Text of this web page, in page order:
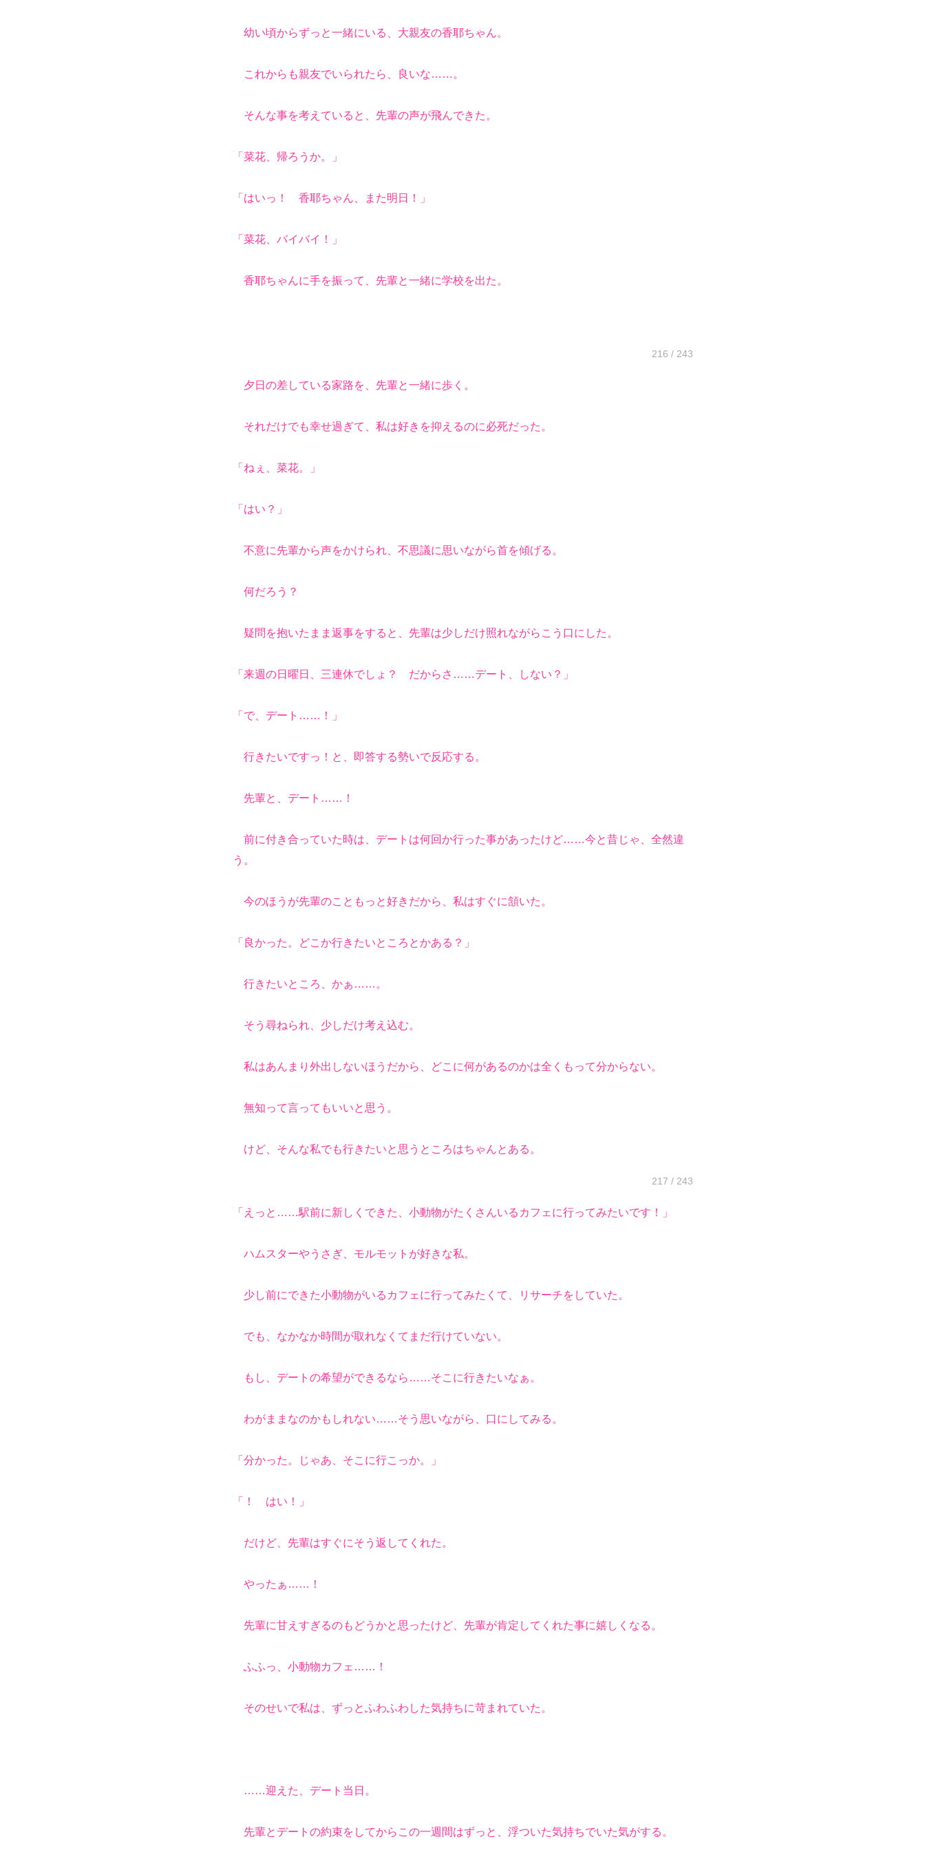
幼い頃からずっと一緒にいる、大親友の香耶ちゃん。
これからも親友でいられたら、良いな……。
そんな事を考えていると、先輩の声が飛んできた。
「菜花、帰ろうか。」
「はいっ！ 香耶ちゃん、また明日！」
香耶ちゃんに手を振って、先輩と一緒に学校を出た。
夕日の差している家路を、先輩と一緒に歩く。
それだけでも幸せ過ぎて、私は好きを抑えるのに必死だった。
「ねぇ、菜花。」
「はい？」
不意に先輩から声をかけられ、不思議に思いながら首を傾げる。
何だろう？
疑問を抱いたまま返事をすると、先輩は少しだけ照れながらこう口にした。
「来週の日曜日、三連休でしょ？ だからさ……デート、しない？」
行きたいですっ！と、即答する勢いで反応する。
前に付き合っていた時は、デートは何回か行った事があったけど……今と昔じゃ、全然違
う。
今のほうが先輩のこともっと好きだから、私はすぐに頷いた。
「良かった。どこか行きたいところとかある？」
行きたいところ、かぁ……。
そう尋ねられ、少しだけ考え込む。
私はあんまり外出しないほうだから、どこに何があるのかは全くもって分からない。
無知って言ってもいいと思う。
けど、そんな私でも行きたいと思うところはちゃんとある。
「えっと……駅前に新しくできた、小動物がたくさんいるカフェに行ってみたいです！」
ハムスターやうさぎ、モルモットが好きな私。
少し前にできた小動物がいるカフェに行ってみたくて、リサーチをしていた。
でも、なかなか時間が取れなくてまだ行けていない。
もし、デートの希望ができるなら……そこに行きたいなぁ。
わがままなのかもしれない……そう思いながら、口にしてみる。
「分かった。じゃあ、そこに行こっか。」
「！ はい！」
だけど、先輩はすぐにそう返してくれた。
やったぁ……！
先輩に甘えすぎるのもどうかと思ったけど、先輩が肯定してくれた事に嬉しくなる。
そのせいで私は、ずっとふわふわした気持ちに苛まれていた。
……迎えた、デート当日。
先輩とデートの約束をしてからこの一週間はずっと、浮ついた気持ちでいた気がする。